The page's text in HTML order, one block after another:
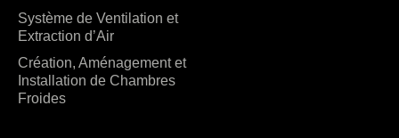
Système de Ventilation et
Extraction d’Air
Création, Aménagement et
Installation de Chambres
Froides